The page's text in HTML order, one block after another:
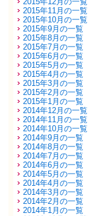
2015年11月の一覧
2015年10月の一覧
2015年9月の一覧
2015年8月の一覧
2015年7月の一覧
2015年6月の一覧
2015年5月の一覧
2015年4月の一覧
2015年3月の一覧
2015年2月の一覧
2015年1月の一覧
2014年12月の一覧
2014年11月の一覧
2014年10月の一覧
2014年9月の一覧
2014年8月の一覧
2014年7月の一覧
2014年6月の一覧
2014年5月の一覧
2014年4月の一覧
2014年3月の一覧
2014年2月の一覧
2014年1月の一覧